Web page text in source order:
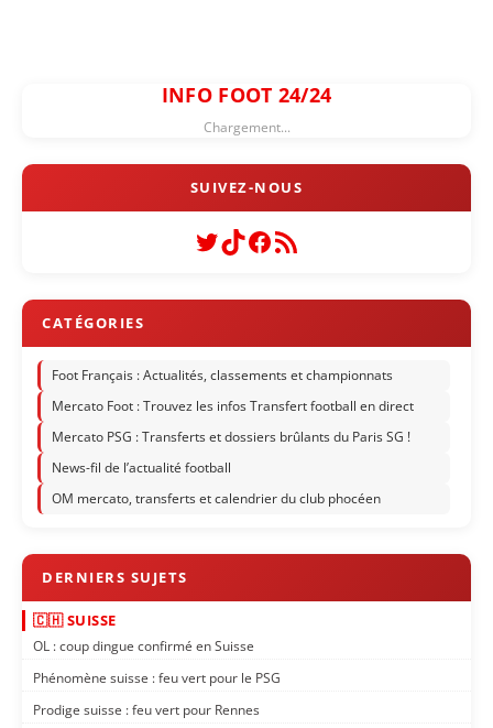
INFO FOOT 24/24
Chargement...
Twitter
TikTok
Facebook
Flux RSS
Foot Français : Actualités, classements et championnats
Mercato Foot : Trouvez les infos Transfert football en direct
Mercato PSG : Transferts et dossiers brûlants du Paris SG !
News-fil de l’actualité football
OM mercato, transferts et calendrier du club phocéen
🇨🇭 SUISSE
OL : coup dingue confirmé en Suisse
Phénomène suisse : feu vert pour le PSG
Prodige suisse : feu vert pour Rennes